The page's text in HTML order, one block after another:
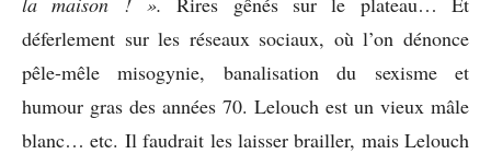
déferlement sur les réseaux sociaux, où l’on dénonce
pêle-mêle misogynie, banalisation du sexisme et
humour gras des années 70. Lelouch est un vieux mâle
blanc… etc. Il faudrait les laisser brailler, mais Lelouch